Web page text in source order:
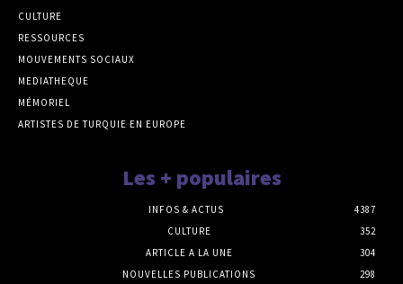
CULTURE
RESSOURCES
MOUVEMENTS SOCIAUX
MEDIATHEQUE
MÉMORIEL
ARTISTES DE TURQUIE EN EUROPE
Les + populaires
INFOS & ACTUS
4387
CULTURE
352
ARTICLE A LA UNE
304
NOUVELLES PUBLICATIONS
298